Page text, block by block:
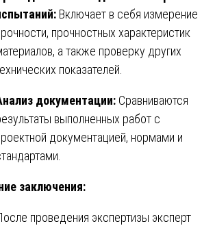
Включает в себя измерение
прочностных характеристик
а также проверку других
показателей.
документации: Сравниваются
выполненных работ с
документацией, нормами и
заключения:
проведения экспертизы эксперт